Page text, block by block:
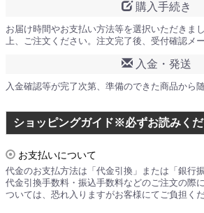
購入手続き
お届け時間やお支払い方法等を選択いただきま
上、ご注文ください。注文完了後、受付確認メ
入金・発送
入金確認等が完了次第、準備のできた商品から
ショッピングガイド※必ずお読みく
お支払いについて
代金のお支払方法は「代金引換」または「銀行
代金引換手数料・振込手数料などのご注文の際
ついては、恐れ入りますがお客様にてご負担くだ